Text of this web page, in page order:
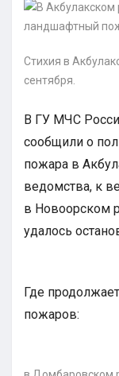
Стихия в
сентября.
В ГУ МЧС
сообщили о
пожара в
ведомства, к
в Новоорском
удалось
Где
пожаров: